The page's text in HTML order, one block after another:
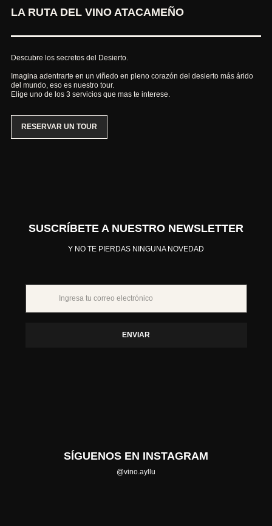
LA RUTA DEL VINO ATACAMEÑO
Descubre los secretos del Desierto.
Imagina adentrarte en un viñedo en pleno corazón del desierto más árido
del mundo, eso es nuestro tour.
Elige uno de los 3 servicios que mas te interese.
RESERVAR UN TOUR
SUSCRÍBETE A NUESTRO NEWSLETTER
Y NO TE PIERDAS NINGUNA NOVEDAD
ENVIAR
SÍGUENOS EN INSTAGRAM
@vino.ayllu